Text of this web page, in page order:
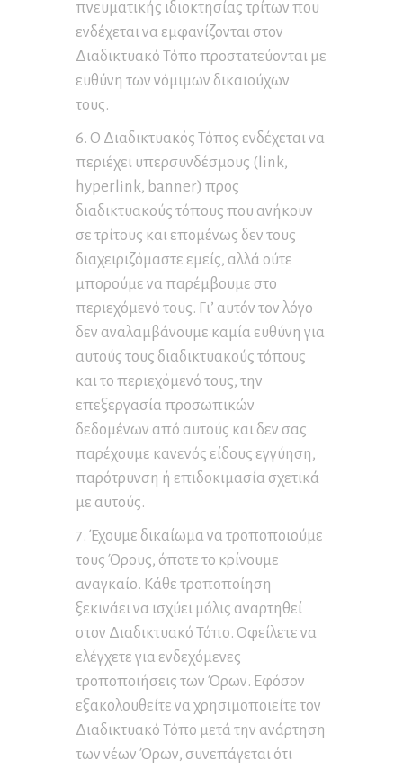
πνευματικής ιδιοκτησίας τρίτων που
ενδέχεται να εμφανίζονται στον
Διαδικτυακό Τόπο προστατεύονται με
ευθύνη των νόμιμων δικαιούχων
τους.
6. Ο Διαδικτυακός Τόπος ενδέχεται να
περιέχει υπερσυνδέσμους (link,
hyperlink, banner) προς
διαδικτυακούς τόπους που ανήκουν
σε τρίτους και επομένως δεν τους
διαχειριζόμαστε εμείς, αλλά ούτε
μπορούμε να παρέμβουμε στο
περιεχόμενό τους. Γι’ αυτόν τον λόγο
δεν αναλαμβάνουμε καμία ευθύνη για
αυτούς τους διαδικτυακούς τόπους
και το περιεχόμενό τους, την
επεξεργασία προσωπικών
δεδομένων από αυτούς και δεν σας
παρέχουμε κανενός είδους εγγύηση,
παρότρυνση ή επιδοκιμασία σχετικά
με αυτούς.
7. Έχουμε δικαίωμα να τροποποιούμε
τους Όρους, όποτε το κρίνουμε
αναγκαίο. Κάθε τροποποίηση
ξεκινάει να ισχύει μόλις αναρτηθεί
στον Διαδικτυακό Τόπο. Οφείλετε να
ελέγχετε για ενδεχόμενες
τροποποιήσεις των Όρων. Εφόσον
εξακολουθείτε να χρησιμοποιείτε τον
Διαδικτυακό Τόπο μετά την ανάρτηση
των νέων Όρων, συνεπάγεται ότι